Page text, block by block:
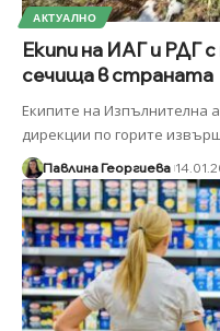
АКТУАЛНО
Екипи на ИАГ и РДГ
сечища в страната
Екипите на Изпълнителна
дирекции по горите
Павлина Георгиева